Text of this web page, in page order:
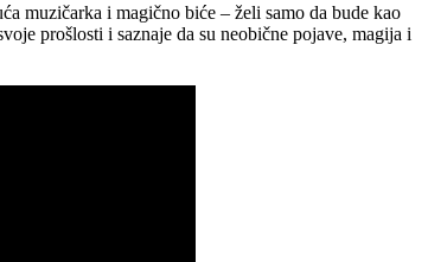
muzičarka i magično biće – želi samo da bude kao
prošlosti i saznaje da su neobične pojave, magija i